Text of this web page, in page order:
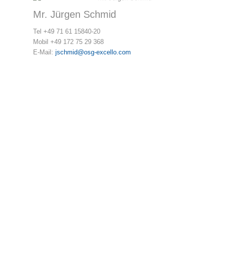
Mr. Jürgen Schmid
Tel +49 71 61 15840-20
Mobil +49 172 75 29 368
E-Mail: jschmid@osg-excello.com